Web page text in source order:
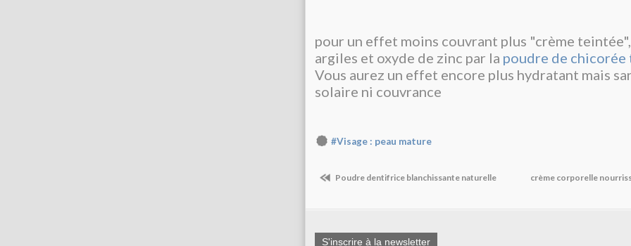
pour un effet moins couvrant plus "crème
argiles et oxyde de zinc par la poudre de
Vous aurez un effet encore plus hydratant mais
solaire ni couvrance
#Visage : peau mature
Poudre dentifrice blanchissante naturelle crème corporelle
S'inscrire à la newsletter